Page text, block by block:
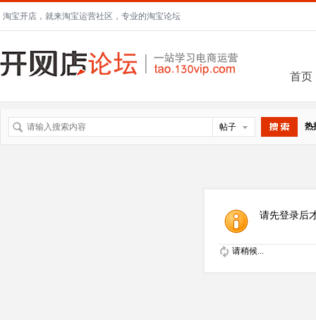
淘宝开店，就来淘宝运营社区，专业的淘宝论坛
首页
帖子 热
请先登录后
请稍候...